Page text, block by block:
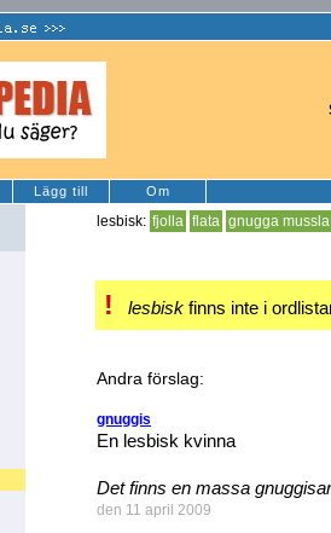
Lägg till Om
lesbisk: fjolla flata gnugga mussla
! lesbisk finns inte i
Andra förslag:
gnuggis
En lesbisk kvinna
Det finns en massa
den 11 april 2009